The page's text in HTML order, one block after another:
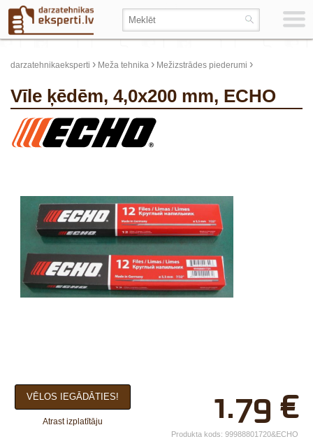
darzatehnikaeksperti › Meža tehnika › Mežizstrādes piederumi ›
Vīle ķēdēm, 4,0x200 mm, ECHO
×
Jūsu vārds*
Uzņēmuma
1.79 €
VĒLOS IEGĀDĀTIES!
Atrast izplatītāju
Produkta kods: 99988801720&ECHO